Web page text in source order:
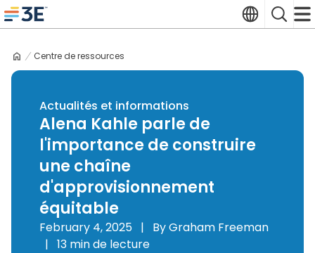
Skip
to
3E home
TranslateSearch
Centre de ressources
Actualités et informations
Alena Kahle parle de
l'importance de construire
une chaîne
d'approvisionnement
équitable
February 4, 2025 |
By Graham Freeman
| 13 min de lecture